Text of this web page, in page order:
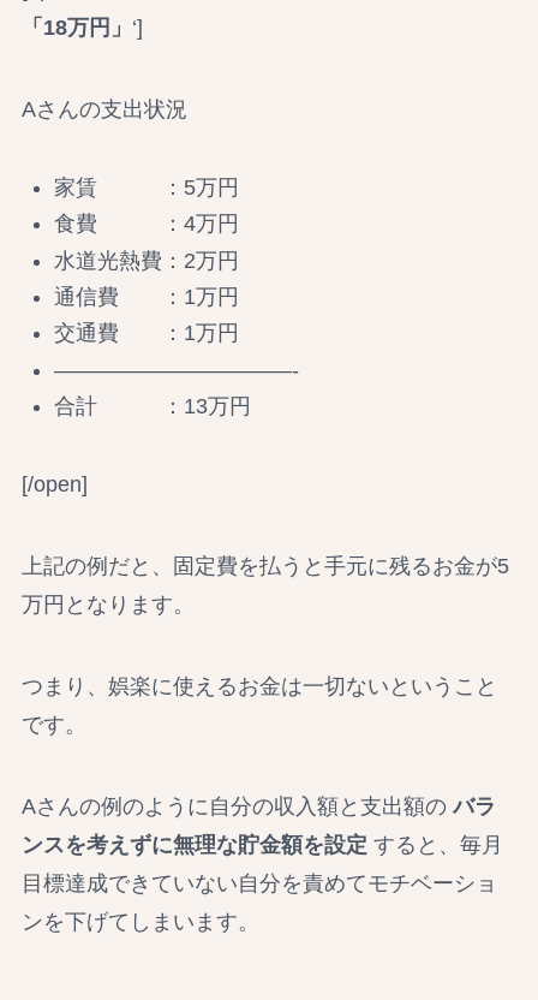
「18万円」 ‘]
Aさんの支出状況
家賃 ：5万円
食費 ：4万円
水道光熱費：2万円
通信費 ：1万円
交通費 ：1万円
———————————-
合計 ：13万円
[/open]
上記の例だと、固定費を払うと手元に残るお金が5
万円となります。
つまり、娯楽に使えるお金は一切ないということ
です。
Aさんの例のように自分の収入額と支出額の バラ
ンスを考えずに無理な貯金額を設定 すると、毎月
目標達成できていない自分を責めてモチベーショ
ンを下げてしまいます。